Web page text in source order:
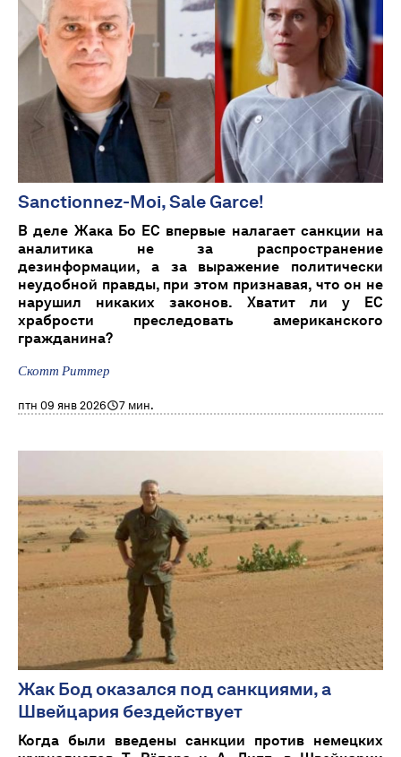
Sanctionnez-Moi, Sale Garce!
В деле Жака Бо ЕС впервые налагает санкции на
аналитика не за распространение
дезинформации, а за выражение политически
неудобной правды, при этом признавая, что он не
нарушил никаких законов. Хватит ли у ЕС
храбрости преследовать американского
гражданина?
Скотт Риттер
птн 09 янв 2026 7 мин.
Жак Бод оказался под санкциями, а
Швейцария бездействует
Когда были введены санкции против немецких